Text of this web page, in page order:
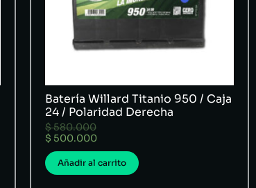
Batería Willard Titanio 950 / Caja
24 / Polaridad Derecha
$580.000
$ 500.000
Añadir al carrito